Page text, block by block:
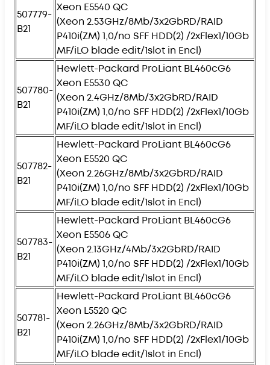
507779-
B21
Xeon E5540 QC
(Xeon 2.53GHz/8Mb/3x2GbRD/RAID
P410i(ZM) 1,0/no SFF HDD(2) /2xFlex1/10Gb
MF/iLO blade edit/1slot in Encl)
507780-
B21
Hewlett-Packard ProLiant BL460cG6
Xeon E5530 QC
(Xeon 2.4GHz/8Mb/3x2GbRD/RAID
P410i(ZM) 1,0/no SFF HDD(2) /2xFlex1/10Gb
MF/iLO blade edit/1slot in Encl)
507782-
B21
Hewlett-Packard ProLiant BL460cG6
Xeon E5520 QC
(Xeon 2.26GHz/8Mb/3x2GbRD/RAID
P410i(ZM) 1,0/no SFF HDD(2) /2xFlex1/10Gb
MF/iLO blade edit/1slot in Encl)
507783-
B21
Hewlett-Packard ProLiant BL460cG6
Xeon E5506 QC
(Xeon 2.13GHz/4Mb/3x2GbRD/RAID
P410i(ZM) 1,0/no SFF HDD(2) /2xFlex1/10Gb
MF/iLO blade edit/1slot in Encl)
507781-
B21
Hewlett-Packard ProLiant BL460cG6
Xeon L5520 QC
(Xeon 2.26GHz/8Mb/3x2GbRD/RAID
P410i(ZM) 1,0/no SFF HDD(2) /2xFlex1/10Gb
MF/iLO blade edit/1slot in Encl)